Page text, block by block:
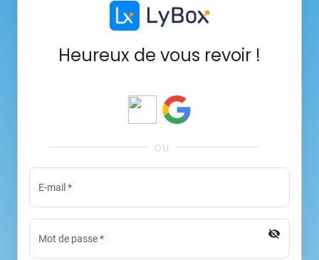
Heureux de vous revoir !
E-mail *
Mot de passe* visibility_off